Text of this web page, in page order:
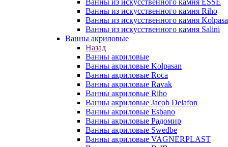
Ванны из искусственного камня ESSE
Ванны из искусственного камня Riho
Ванны из искусственного камня
Ванны из искусственного камня Salini
Ванны акриловые
Назад
Ванны акриловые
Ванны акриловые Kolpasan
Ванны акриловые Roca
Ванны акриловые Ravak
Ванны акриловые Riho
Ванны акриловые Jacob Delafon
Ванны акриловые Esbano
Ванны акриловые Радомир
Ванны акриловые Swedbe
Ванны акриловые VAGNERPLAST